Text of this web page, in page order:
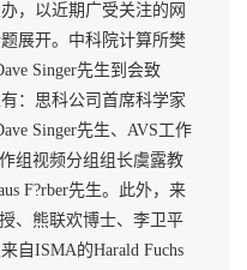
，以近期广受关注的网
展开。中科院计算所樊
Singer先生到会致
：思科公司首席科学家
Singer先生、AVS工作
组视频分组组长虞露教
F?rber先生。此外，来
、熊联欢博士、李卫平
自ISMA的Harald Fuchs